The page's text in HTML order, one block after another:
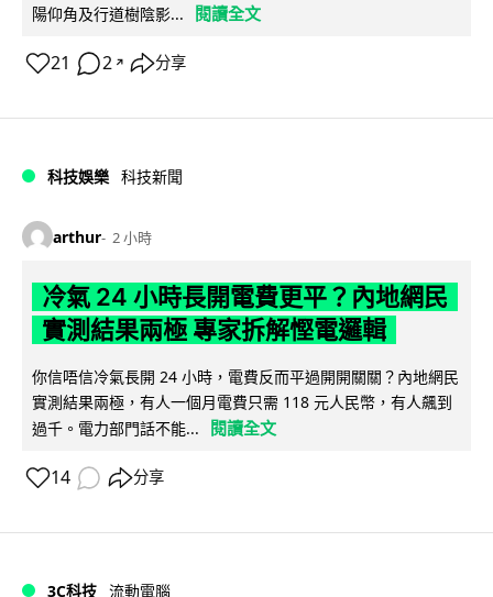
陽仰角及行道樹陰影...
閱讀全文
21 2 ↗ 分享
科技娛樂 科技新聞
arthur 2 小時
冷氣 24 小時長開電費更平？內地網民
實測結果兩極 專家拆解慳電邏輯
你信唔信冷氣長開 24 小時，電費反而平過開開關關？內地網民
實測結果兩極，有人一個月電費只需 118 元人民幣，有人飆到
過千。電力部門話不能...
閱讀全文
14 分享
3C科技 流動電腦